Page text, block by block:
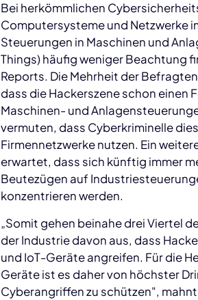
Bei herkömmlichen
Computersysteme und Netzwerke
Steuerungen in Maschinen und
Things) häufig weniger Beachtung
Reports. Die Mehrheit der
dass die Hackerszene schon einen
Maschinen- und
vermuten, dass Cyberkriminelle
Firmennetzwerke nutzen. Ein
erwartet, dass sich künftig immer
Beutezügen auf
konzentrieren werden.
„Somit gehen beinahe drei Viertel
der Industrie davon aus, dass
und IoT-Geräte angreifen. Für die
Geräte ist es daher von höchster
Cyberangriffen zu schützen",